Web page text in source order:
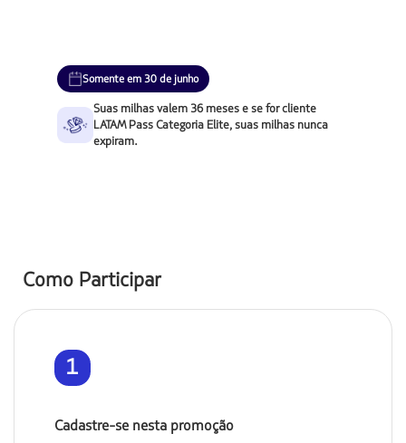
Somente em 30 de junho
Suas milhas valem 36 meses e se for cliente
LATAM Pass Categoria Elite, suas milhas nunca
expiram.
Como Participar
1
Cadastre-se nesta promoção